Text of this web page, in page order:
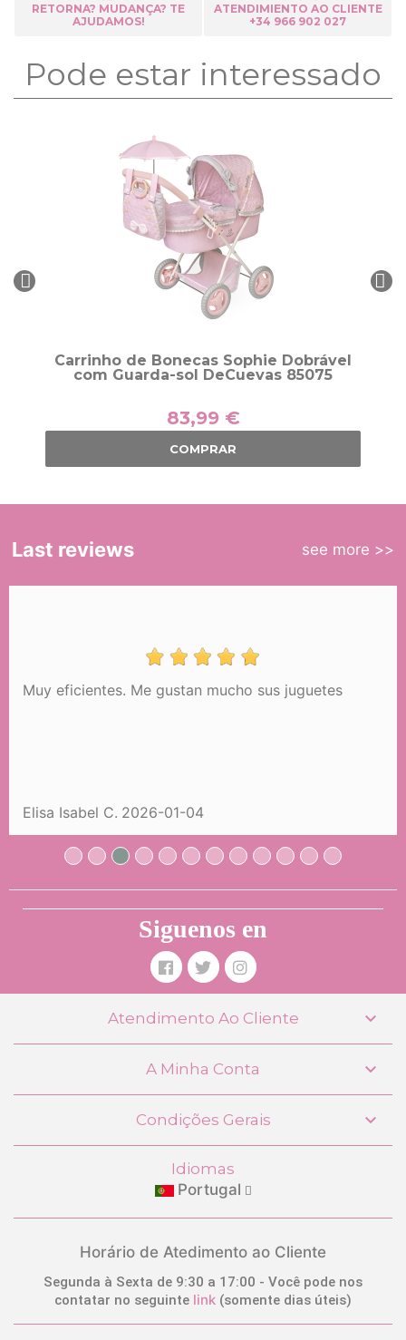
RETORNA? MUDANÇA? TE
AJUDAMOS!
ATENDIMIENTO AO CLIENTE
+34 966 902 027
Pode estar interessado
Carrinho de Bonecas Sophie Dobrável
com Guarda-sol DeCuevas 85075
83,99 €
COMPRAR
COMPRAR
Carrinho de Bonecas Sophie A Minha
Primeira Cadeirinha DeCuevas 90275
45,99 €
COMPRAR
Last reviews see more >>
Muy eficientes. Me gustan mucho sus juguetes
Elisa Isabel C. 2026-01-04
Siguenos en
Atendimento Ao Cliente 
A Minha Conta 
Condições Gerais 
Idiomas
Portugal
Horário de Atedimento ao Cliente
Segunda à Sexta de 9:30 a 17:00 - Você pode nos
contatar no seguinte link (somente dias úteis)